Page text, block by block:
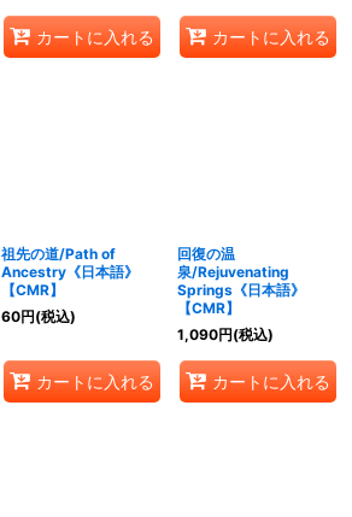
カートに入れる カートに入れる
祖先の道/Path of
Ancestry《日本語》
【CMR】
60円(税込)
カートに入れる
回復の温
泉/Rejuvenating
Springs《日本語》
【CMR】
1,090円(税込)
カートに入れる